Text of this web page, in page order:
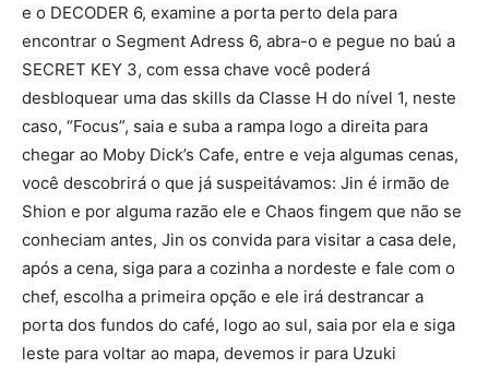
e o DECODER 6, examine a porta perto dela para
encontrar o Segment Adress 6, abra-o e pegue no baú a
SECRET KEY 3, com essa chave você poderá
desbloquear uma das skills da Classe H do nível 1, neste
caso, “Focus”, saia e suba a rampa logo a direita para
chegar ao Moby Dick’s Cafe, entre e veja algumas cenas,
você descobrirá o que já suspeitávamos: Jin é irmão de
Shion e por alguma razão ele e Chaos fingem que não se
conheciam antes, Jin os convida para visitar a casa dele,
após a cena, siga para a cozinha a nordeste e fale com o
chef, escolha a primeira opção e ele irá destrancar a
porta dos fundos do café, logo ao sul, saia por ela e siga
leste para voltar ao mapa, devemos ir para Uzuki